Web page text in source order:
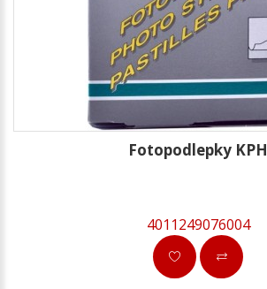
Fotopodlepky KPH
4011249076004